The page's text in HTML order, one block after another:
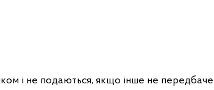
і не подаються, якщо інше не